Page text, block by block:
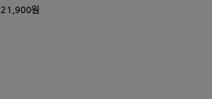
21,900원